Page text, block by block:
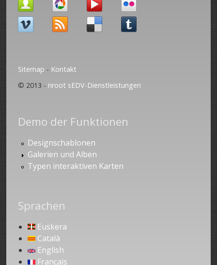
Sitemap - Kontakt
© 2013 - nroot sEDV-Dienstleistungen
Demo der Funktionen
Designschablonen
Galerien und Alben
Typen interaktiven Karten
Sprachen
Euskera
Català
English
Français